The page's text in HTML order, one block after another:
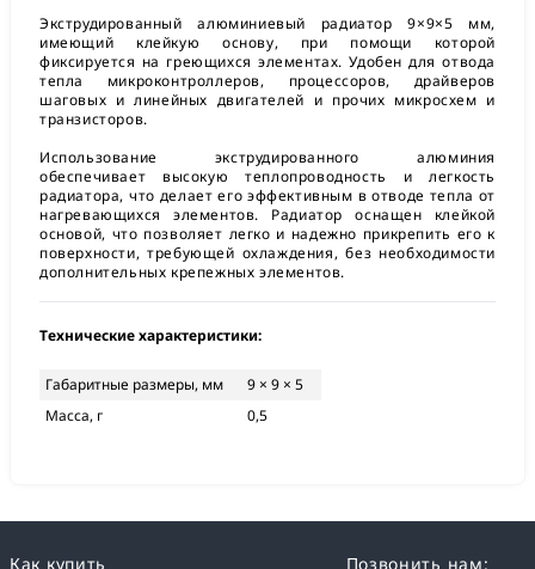
Экструдированный алюминиевый радиатор 9×9×5 мм,
имеющий клейкую основу, при помощи которой
фиксируется на греющихся элементах. Удобен для отвода
тепла микроконтроллеров, процессоров, драйверов
шаговых и линейных двигателей и прочих микросхем и
транзисторов.
Использование экструдированного алюминия
обеспечивает высокую теплопроводность и легкость
радиатора, что делает его эффективным в отводе тепла от
нагревающихся элементов. Радиатор оснащен клейкой
основой, что позволяет легко и надежно прикрепить его к
поверхности, требующей охлаждения, без необходимости
дополнительных крепежных элементов.
Технические характеристики:
Габаритные размеры, мм
9 × 9 × 5
Масса, г
0,5
Как купить Позвонить нам: